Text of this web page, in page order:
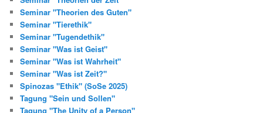
Seminar "Theorien des Guten"
Seminar "Tierethik"
Seminar "Tugendethik"
Seminar "Was ist Geist"
Seminar "Was ist Wahrheit"
Seminar "Was ist Zeit?"
Spinozas "Ethik" (SoSe 2025)
Tagung "Sein und Sollen"
Tagung "The Unity of a Person"